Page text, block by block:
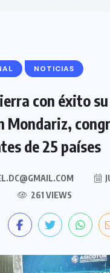
NOTICIAS
con éxito su
Mondariz,
de 25 países
261 VIEWS